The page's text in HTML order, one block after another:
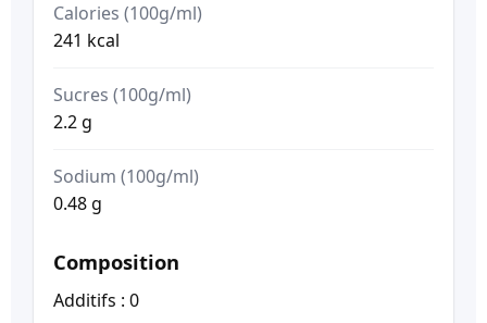
Calories (100g/ml)
241 kcal
Sucres (100g/ml)
2.2 g
Sodium (100g/ml)
0.48 g
Composition
Additifs : 0